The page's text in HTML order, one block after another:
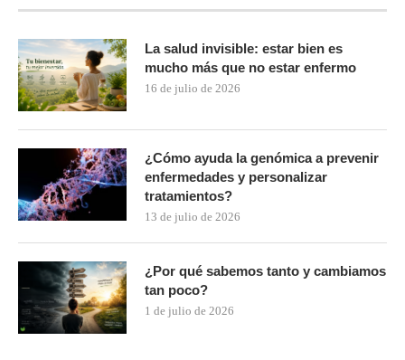
La salud invisible: estar bien es
mucho más que no estar enfermo
16 de julio de 2026
¿Cómo ayuda la genómica a prevenir
enfermedades y personalizar
tratamientos?
13 de julio de 2026
¿Por qué sabemos tanto y cambiamos
tan poco?
1 de julio de 2026